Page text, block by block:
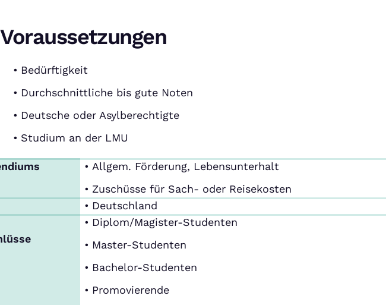
Voraussetzungen
Bedürftigkeit
Durchschnittliche bis gute Noten
Deutsche oder Asylberechtigte
Studium an der LMU
Allgem. Förderung, Lebensunterhalt
Zuschüsse für Sach- oder Reisekosten
Deutschland
Diplom/Magister-Studenten
Master-Studenten
Bachelor-Studenten
Promovierende